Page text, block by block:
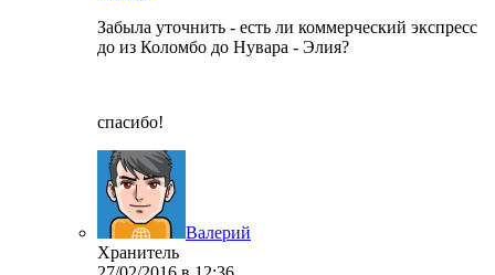
Забыла уточнить - есть ли коммерческий экспресс
до из Коломбо до Нувара - Элия?
спасибо!
Валерий
Хранитель